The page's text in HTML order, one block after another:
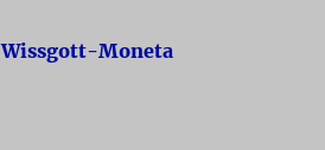
Moneta